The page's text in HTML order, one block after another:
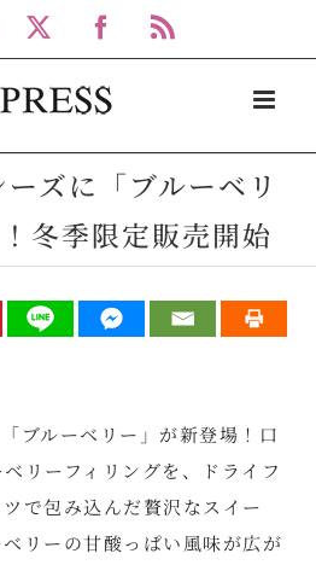
YouTube Facebook
ズに「ブルーベリ
冬季限定販売開始
ブルーベリー」が新登場！口
リーフィリングを、ドライフ
で包み込んだ贅沢なスイー
リーの甘酸っぱい風味が広が